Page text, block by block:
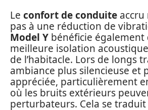
Le confort de conduite accru
pas à une réduction de
Model Y bénéficie également
meilleure isolation
de l’habitacle. Lors de longs
ambiance plus silencieuse et
appréciée, particulièrement
où les bruits extérieurs
perturbateurs. Cela se